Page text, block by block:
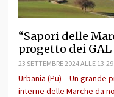
“Sapori delle
progetto dei GAL
23 SETTEMBRE 2024 ALLE 13:29
Urbania (Pu) – Un
interne delle Marche da